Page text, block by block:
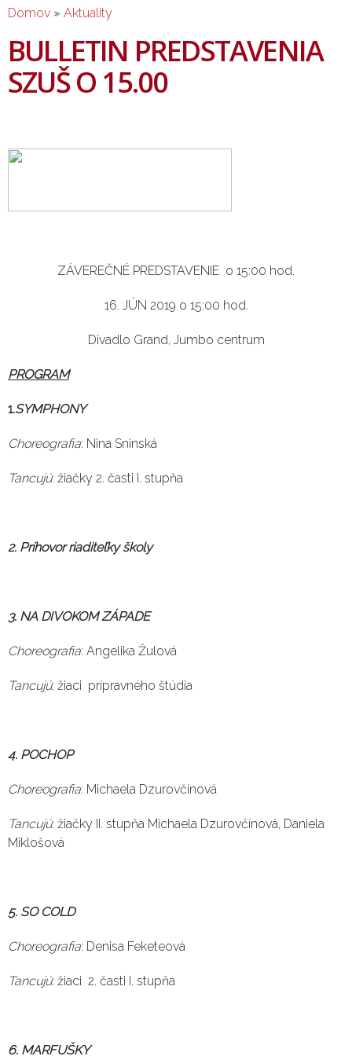
2%(3%) pre VIVA-
Domov » Aktuality
BULLETIN PREDSTAVENIA
SZUŠ O 15.00
ZÁVEREČNÉ PREDSTAVENIE o 15:00 hod.
16. JÚN 2019 o 15:00 hod.
Divadlo Grand, Jumbo centrum
PROGRAM
1.SYMPHONY
Choreografia: Nina Sninská
Tancujú: žiačky 2. časti I. stupňa
2. Príhovor riaditeľky školy
3. NA DIVOKOM ZÁPADE
Choreografia: Angelika Žulová
Tancujú: žiaci prípravného štúdia
4. POCHOP
Choreografia: Michaela Dzurovčínová
Tancujú: žiačky II. stupňa Michaela Dzurovčínová, Daniela
Miklošová
5. SO COLD
Choreografia: Denisa Feketeová
Tancujú: žiaci 2. časti I. stupňa
6. MARFUŠKY